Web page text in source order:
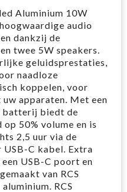
Aluminium 10W
audio
dankzij de
twee 5W speakers.
geluidsprestaties,
naadloze
koppelen, voor
apparaten. Met een
batterij biedt de
50% volume en is
2,5 uur via de
USB-C kabel. Extra
USB-C poort en
van RCS
RCS